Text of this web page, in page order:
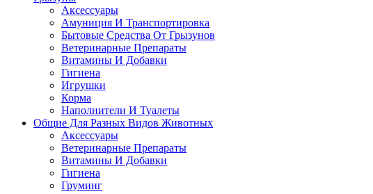
Аксессуары
Амуниция И Транспортировка
Бытовые Средства От Грызунов
Ветеринарные Препараты
Витамины И Добавки
Гигиена
Игрушки
Корма
Наполнители И Туалеты
Общие Для Разных Видов Животных
Аксессуары
Ветеринарные Препараты
Витамины И Добавки
Гигиена
Груминг